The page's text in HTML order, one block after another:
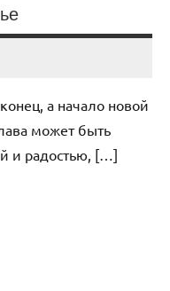
а начало новой
может быть
и радостью, […]